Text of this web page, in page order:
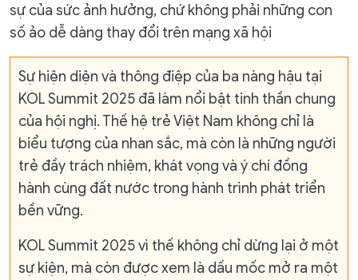
sự của sức ảnh hưởng, chứ không phải những con
số ảo dễ dàng thay đổi trên mạng xã hội
Sự hiện diện và thông điệp của ba nàng hậu tại
KOL Summit 2025 đã làm nổi bật tinh thần chung
của hội nghị. Thế hệ trẻ Việt Nam không chỉ là
biểu tượng của nhan sắc, mà còn là những người
trẻ đầy trách nhiệm, khát vọng và ý chí đồng
hành cùng đất nước trong hành trình phát triển
bền vững.
KOL Summit 2025 vì thế không chỉ dừng lại ở một
sự kiện, mà còn được xem là dấu mốc mở ra một